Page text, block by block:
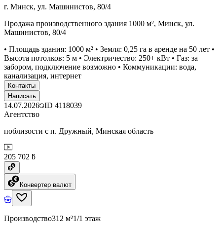
г. Минск, ул. Машинистов, 80/4
Продажа производственного здания 1000 м², Минск, ул.
Машинистов, 80/4
• Площадь здания: 1000 м² • Земля: 0,25 га в аренде на 50 лет •
Высота потолков: 5 м • Электричество: 250+ кВт • Газ: за
забором, подключение возможно • Коммуникации: вода,
канализация, интернет
Контакты
Написать
14.07.2026 ID 4118039
Агентство
поблизости с п. Дружный, Минская область
205 702 ƃ
Конвертер валют
Производство312 м²1/1 этаж